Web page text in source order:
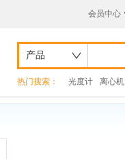
会员中心
产品
热门搜索： 光度计 离心机